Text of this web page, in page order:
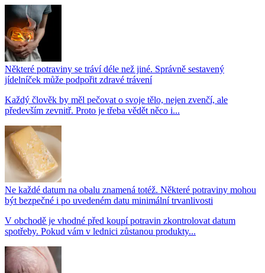
Některé potraviny se tráví déle než jiné. Správně sestavený
jídelníček může podpořit zdravé trávení
Každý člověk by měl pečovat o svoje tělo, nejen zvenčí, ale
především zevnitř. Proto je třeba vědět něco i...
Ne každé datum na obalu znamená totéž. Některé potraviny mohou
být bezpečné i po uvedeném datu minimální trvanlivosti
V obchodě je vhodné před koupí potravin zkontrolovat datum
spotřeby. Pokud vám v lednici zůstanou produkty...